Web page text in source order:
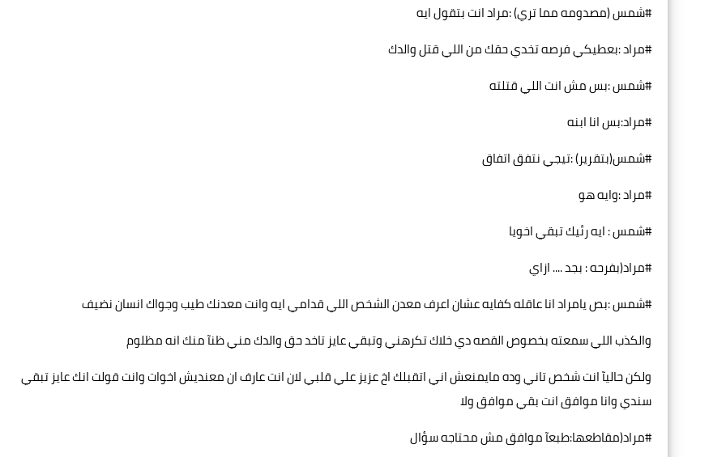
#شمس (مصدومه مما تري) :مراد انت بتقول ايه
#مراد :بعطيكي فرصه تخدي حقك من اللي قتل والدك
#شمس :بس مش انت اللي قتلته
#مراد:بس انا ابنه
#شمس(بتقرير) :تيجي نتفق اتفاق
#مراد :وايه هو
#شمس : ايه رئيك تبقي اخويا
#مراد(بفرحه : بجد .... ازاي
#شمس :بص يامراد انا عاقله كفايه عشان اعرف معدن الشخص اللي قدامي ايه وانت معدنك طيب وجواك انسان نضيف
والكذب اللي سمعته بخصوص القصه دي خلاك تكرهني وتبقي عايز تاخد حق والدك مني ظنآ منك انه مظلوم
ولكن حاليآ انت شخص تاني وده مايمنعش اني اتقبلك اخ عزيز علي قلبي لان انت عارف ان معنديش اخوات وانت قولت انك عايز تبقي
سندي وانا موافق انت بقي موافق ولا
#مراد(مقاطعها:طبعآ موافق مش محتاجه سؤال